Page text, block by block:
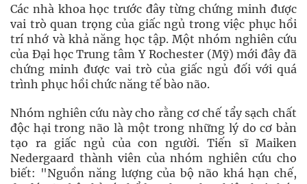
Các nhà khoa học trước đây từng chứng minh được
vai trò quan trọng của giấc ngủ trong việc phục hồi
trí nhớ và khả năng học tập. Một nhóm nghiên cứu
của Đại học Trung tâm Y Rochester (Mỹ) mới đây đã
chứng minh được vai trò của giấc ngủ đối với quá
trình phục hồi chức năng tế bào não.
Nhóm nghiên cứu này cho rằng cơ chế tẩy sạch chất
độc hại trong não là một trong những lý do cơ bản
tạo ra giấc ngủ của con người. Tiến sĩ Maiken
Nedergaard thành viên của nhóm nghiên cứu cho
biết: "Nguồn năng lượng của bộ não khá hạn chế,